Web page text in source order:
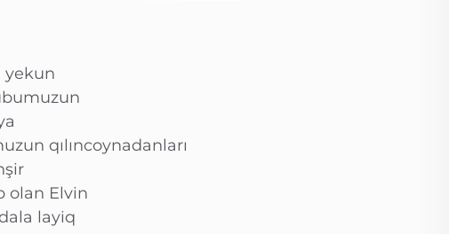
yekun
qılıncoynadanları
olan Elvin
layiq